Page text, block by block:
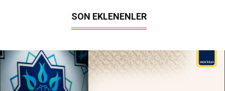
SON EKLENENLER